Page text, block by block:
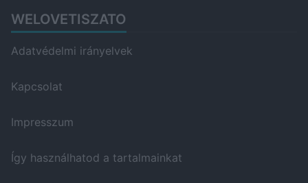
WELOVETISZATO
Adatvédelmi irányelvek
Kapcsolat
Impresszum
Így használhatod a tartalmainkat